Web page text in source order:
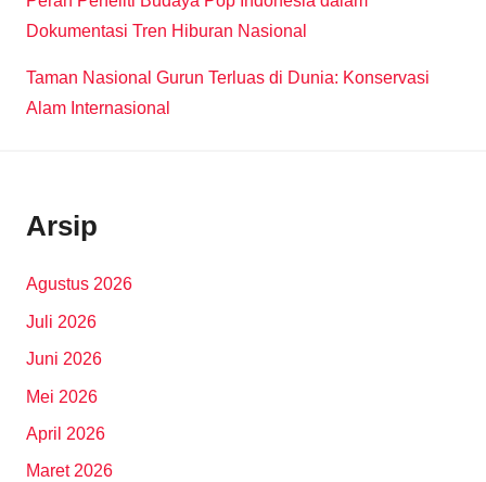
Dokumentasi Tren Hiburan Nasional
Taman Nasional Gurun Terluas di Dunia: Konservasi
Alam Internasional
Arsip
Agustus 2026
Juli 2026
Juni 2026
Mei 2026
April 2026
Maret 2026